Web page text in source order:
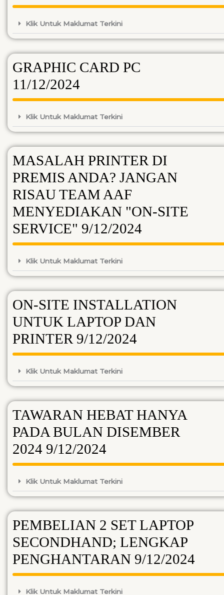
Klik Untuk Maklumat Terkini
GRAPHIC CARD PC
11/12/2024
Klik Untuk Maklumat Terkini
MASALAH PRINTER DI
PREMIS ANDA? JANGAN
RISAU TEAM AAF
MENYEDIAKAN "ON-SITE
SERVICE" 9/12/2024
Klik Untuk Maklumat Terkini
ON-SITE INSTALLATION
UNTUK LAPTOP DAN
PRINTER 9/12/2024
Klik Untuk Maklumat Terkini
TAWARAN HEBAT HANYA
PADA BULAN DISEMBER
2024 9/12/2024
Klik Untuk Maklumat Terkini
PEMBELIAN 2 SET LAPTOP
SECONDHAND; LENGKAP
PENGHANTARAN 9/12/2024
Klik Untuk Maklumat Terkini